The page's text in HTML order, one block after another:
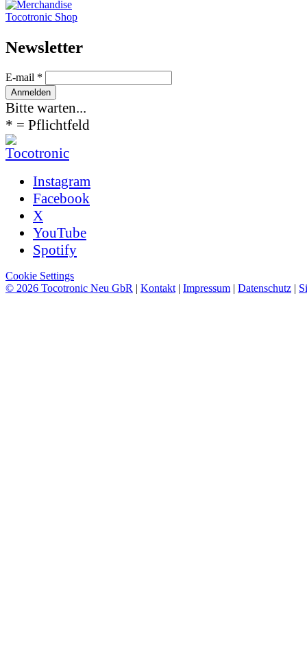
Tocotronic Shop
News­letter
E-mail *
Bitte warten...
* = Pflichtfeld
Instagram
Facebook
X
YouTube
Spotify
Cookie Settings
© 2026 Tocotronic Neu GbR | Kontakt | Impressum | Datenschutz |